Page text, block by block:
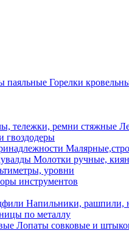
Горелки
гвоздодеры
Молотки ручные,
уровни
инструментов
Напильники, рашпили,
по металлу
Лопаты совковые и